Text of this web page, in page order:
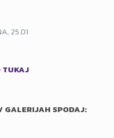
25.01
TUKAJ
GALERIJAH SPODAJ: